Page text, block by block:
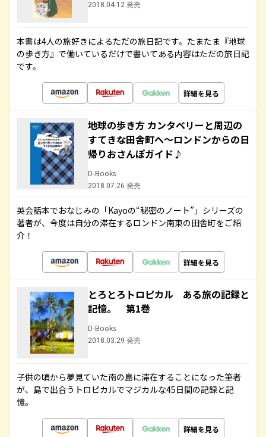
2018.04.12 発売
本書は4人の旅好きによるただの旅日記です。たまたま『地球
の歩き方』で働いているだけで書いてある内容はただの旅日記
です。
詳細を見る
地球の歩き方 カンタベリーと周辺の
すてきな田舎町へ～ロンドンからの日
帰りおさんぽガイド♪
D-Books
2018.07.26 発売
英会話本でおなじみの「Kayoの“秘密のノート”」シリーズの
著者が、今度は自分の滞在するロンドン南東の田舎町をご紹
介！
詳細を見る
とろとろトロピカル ある旅の記録と
記憶。 第1巻
D-Books
2018.03.29 発売
子供の頃から夢見ていた南の島に滞在することになった筆者
が、島で出合うトロピカルでマジカルな45日間の記録と記
憶。
詳細を見る